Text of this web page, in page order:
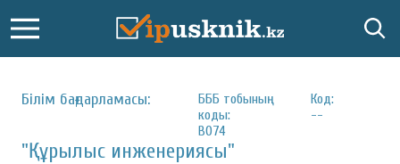
Білім бағдарламасы:
БББ тобының
коды:
B074
Код:
--
"Құрылыс инженериясы"